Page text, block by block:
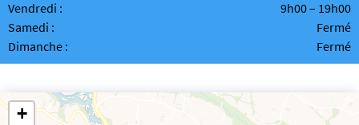
Vendredi :
9h00 – 19h00
Samedi :
Fermé
Dimanche :
Fermé
+